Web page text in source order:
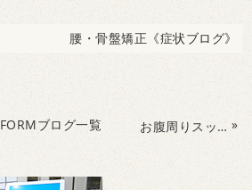
腰・骨盤矯正《症状ブログ》
FORMブログ一覧 お腹周りスッキリさせてみませんか？ »